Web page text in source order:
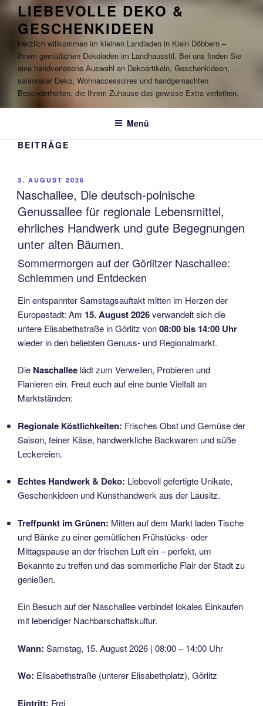
LIEBEVOLLE DEKO &
GESCHENKIDEEN
Herzlich willkommen im kleinen Landladen in Klein Döbbern –
Ihrem gemütlichen Dekoladen im Landhausstil. Bei uns finden Sie
eine handverlesene Auswahl an Dekoartikeln, Geschenkideen,
saisonaler Deko, Wohnaccessoires und handgemachten
Besonderheiten, die Ihrem Zuhause das gewisse Extra verleihen.
Menü
BEITRÄGE
VERÖFFENTLICHT
AM
3. AUGUST 2026
Naschallee, Die deutsch-polnische
Genussallee für regionale Lebensmittel,
ehrliches Handwerk und gute Begegnungen
unter alten Bäumen.
Sommermorgen auf der Görlitzer Naschallee:
Schlemmen und Entdecken
Ein entspannter Samstagsauftakt mitten im Herzen der
Europastadt: Am 15. August 2026verwandelt sich die
untere Elisabethstraße in Görlitz von08:00 bis 14:00 Uhr
wieder in den beliebten Genuss- und Regionalmarkt.
Die Naschallee lädt zum Verweilen, Probieren und
Flanieren ein. Freut euch auf eine bunte Vielfalt an
Marktständen:
Regionale Köstlichkeiten: Frisches Obst und Gemüse der
Saison, feiner Käse, handwerkliche Backwaren und süße
Leckereien.
Echtes Handwerk & Deko: Liebevoll gefertigte Unikate,
Geschenkideen und Kunsthandwerk aus der Lausitz.
Treffpunkt im Grünen: Mitten auf dem Markt laden Tische
und Bänke zu einer gemütlichen Frühstücks- oder
Mittagspause an der frischen Luft ein – perfekt, um
Bekannte zu treffen und das sommerliche Flair der Stadt zu
genießen.
Ein Besuch auf der Naschallee verbindet lokales Einkaufen
mit lebendiger Nachbarschaftskultur.
Wann: Samstag, 15. August 2026 | 08:00 – 14:00 Uhr
Wo: Elisabethstraße (unterer Elisabethplatz), Görlitz
Eintritt: Frei